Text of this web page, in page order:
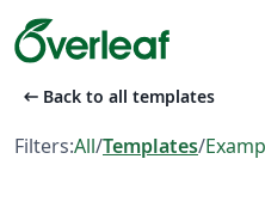
arrow_left_alt Back to all templates
Filters:All/Templates/